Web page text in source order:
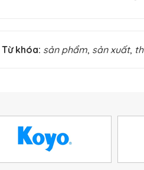
Từ khóa: sản phẩm, sản xuất,